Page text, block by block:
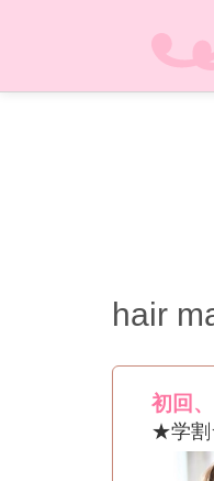
hair
初回
★学割